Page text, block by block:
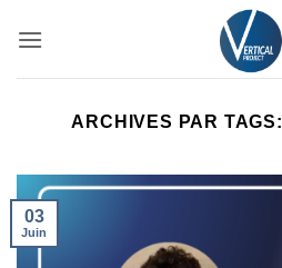
ARCHIVES PAR TAGS:
03
Juin